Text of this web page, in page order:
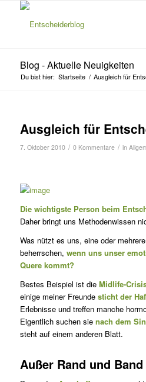
Blog - Aktuelle Neuigkeiten
Du bist hier: Startseite / Ausgleich für
Ausgleich für
7. Oktober 2010 / 0 Kommentare / in
Die wichtigste Person beim
Daher bringt uns Methodenwissen
Was nützt es uns, eine oder
beherr­schen, wenn uns unser
Quere kommt?
Bestes Beispiel ist die Midlife-
einige meiner Freunde sticht der
Erlebnisse und tref­fen manche
Eigentlich suchen sie nach dem
steht auf einem anderen Blatt.
Außer Rand und Band